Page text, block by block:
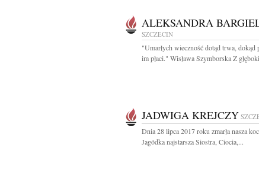
ALEKSANDRA
SZCZECIN
"Umarłych wieczność dotąd trwa, dokąd
im płaci." Wisława Szymborska Z
JADWIGA KREJCZY
Dnia 28 lipca 2017 roku zmarła nasza
Jagódka najstarsza Siostra, Ciocia,...